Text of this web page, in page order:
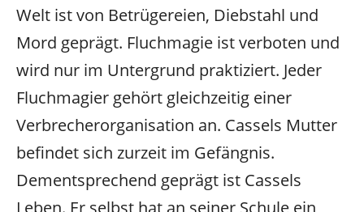
Welt ist von Betrügereien, Diebstahl und
Mord geprägt. Fluchmagie ist verboten und
wird nur im Untergrund praktiziert. Jeder
Fluchmagier gehört gleichzeitig einer
Verbrecherorganisation an. Cassels Mutter
befindet sich zurzeit im Gefängnis.
Dementsprechend geprägt ist Cassels